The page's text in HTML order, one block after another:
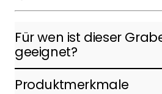
Für wen ist dieser
geeignet?
Produktmerkmale